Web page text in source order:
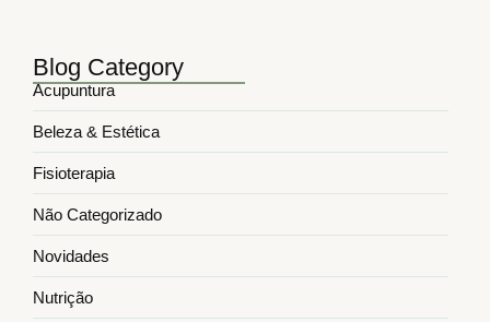
Blog Category
Acupuntura
Beleza & Estética
Fisioterapia
Não Categorizado
Novidades
Nutrição